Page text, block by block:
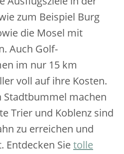
zum Beispiel Burg
die Mosel mit
Auch Golf-
im nur 15 km
voll auf ihre Kosten.
Stadtbummel machen
Trier und Koblenz sind
zu erreichen und
Entdecken Sietolle